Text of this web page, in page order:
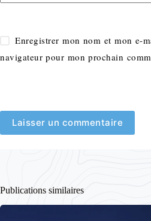
Enregistrer mon nom et mon e-
navigateur pour mon prochain
Laisser un commentaire
Publications similaires